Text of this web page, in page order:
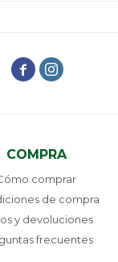
COMPRA
comprar
de compra
y devoluciones
frecuentes
 